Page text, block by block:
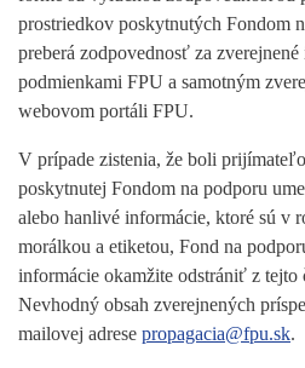
prostriedkov poskytnutých Fondom
preberá zodpovednosť za
podmienkami FPU a samotným
webovom portáli FPU.
V prípade zistenia, že boli
poskytnutej Fondom na podporu
alebo hanlivé informácie, ktoré sú v
morálkou a etiketou, Fond na
informácie okamžite odstrániť z tejto
Nevhodný obsah zverejnených
mailovej adrese propagacia@fpu.sk.